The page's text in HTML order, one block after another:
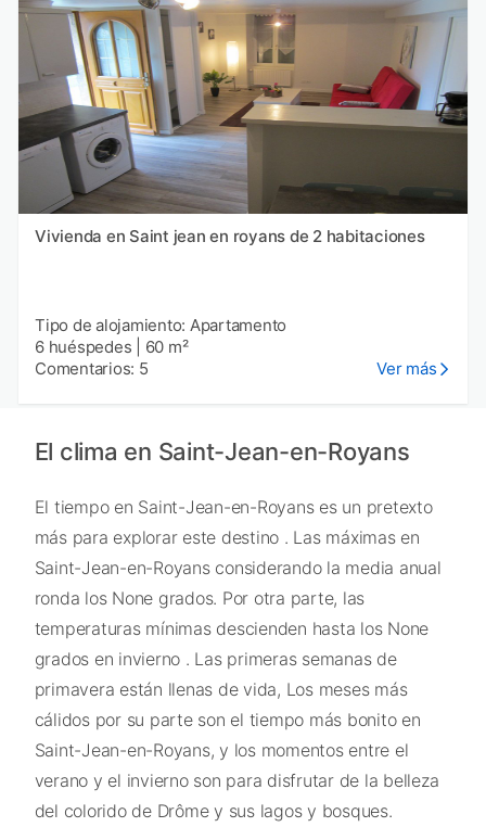
Vivienda en Saint jean en royans de 2 habitaciones
Tipo de alojamiento: Apartamento
6 huéspedes
60 m²
Comentarios: 5
Ver más
El clima en Saint-Jean-en-Royans
El tiempo en Saint-Jean-en-Royans es un pretexto
más para explorar este destino . Las máximas en
Saint-Jean-en-Royans considerando la media anual
ronda los None grados. Por otra parte, las
temperaturas mínimas descienden hasta los None
grados en invierno . Las primeras semanas de
primavera están llenas de vida, Los meses más
cálidos por su parte son el tiempo más bonito en
Saint-Jean-en-Royans, y los momentos entre el
verano y el invierno son para disfrutar de la belleza
del colorido de Drôme y sus lagos y bosques.